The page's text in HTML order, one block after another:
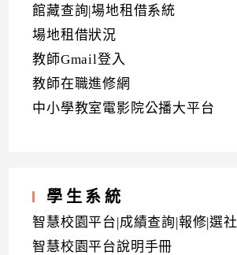
館藏查詢|場地租借系統
場地租借狀況
教師Gmail登入
教師在職進修網
中小學教室電影院公播大平台
學生系統
智慧校園平台|成績查詢|報修|選社
智慧校園平台說明手冊